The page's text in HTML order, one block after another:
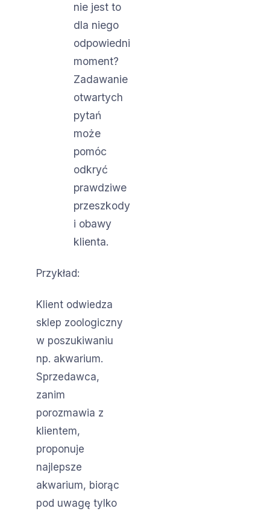
nie jest to
dla niego
odpowiedni
moment?
Zadawanie
otwartych
pytań
może
pomóc
odkryć
prawdziwe
przeszkody
i obawy
klienta.
Przykład:
Klient odwiedza
sklep zoologiczny
w poszukiwaniu
np. akwarium.
Sprzedawca,
zanim
porozmawia z
klientem,
proponuje
najlepsze
akwarium, biorąc
pod uwagę tylko